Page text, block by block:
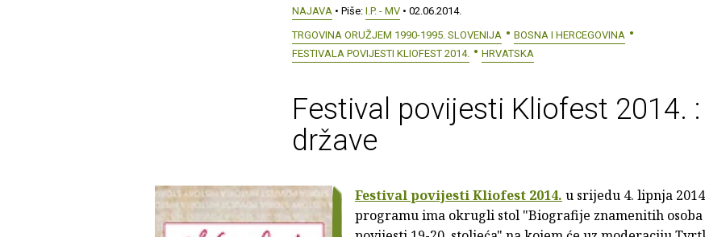
NAJAVA • Piše: I.P. - MV • 02.06.2014.
TRGOVINA ORUŽJEM 1990-1995. SLOVENIJA
BOSNA I HERCEGOVINA
FESTIVALA POVIJESTI KLIOFEST 2014.
HRVATSKA
Festival povijesti Kliofest 2014.
države
Festival povijesti Kliofest 2014. u srijedu 4. lipnja
programu ima okrugli stol "Biografije znamenitih